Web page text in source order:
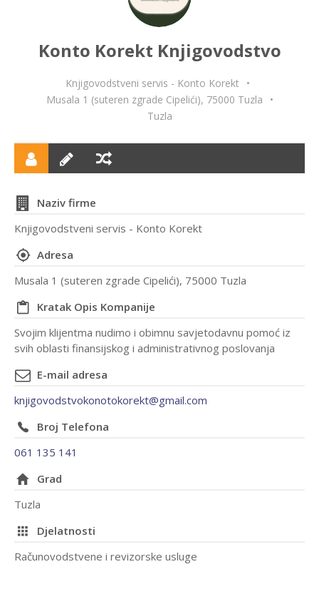
Konto Korekt Knjigovodstvo
Knjigovodstveni servis - Konto Korekt
•
Musala 1 (suteren zgrade Cipelići), 75000 Tuzla
•
Tuzla
Naziv firme
Knjigovodstveni servis - Konto Korekt
Adresa
Musala 1 (suteren zgrade Cipelići), 75000 Tuzla
Kratak Opis Kompanije
Svojim klijentma nudimo i obimnu savjetodavnu pomoć iz
svih oblasti finansijskog i administrativnog poslovanja
E-mail adresa
knjigovodstvokonotokorekt@gmail.com
Broj Telefona
061 135 141
Grad
Tuzla
Djelatnosti
Računovodstvene i revizorske usluge